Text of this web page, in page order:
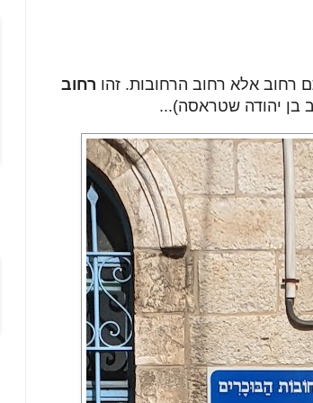
רחוב אלא רחוב הרחובות. זהו רחוב
בן יהודה שטראסה)...